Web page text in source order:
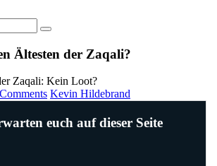
Ältesten der Zaqali?
Comments Kevin Hildebrand
euch auf dieser Seite